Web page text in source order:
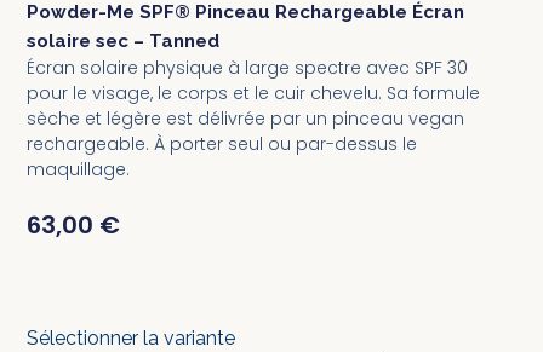
Powder-Me SPF® Pinceau Rechargeable Écran
solaire sec – Tanned
Écran solaire physique à large spectre avec SPF 30
pour le visage, le corps et le cuir chevelu. Sa formule
sèche et légère est délivrée par un pinceau vegan
rechargeable. À porter seul ou par-dessus le
maquillage.
63,00 €
Sélectionner la variante